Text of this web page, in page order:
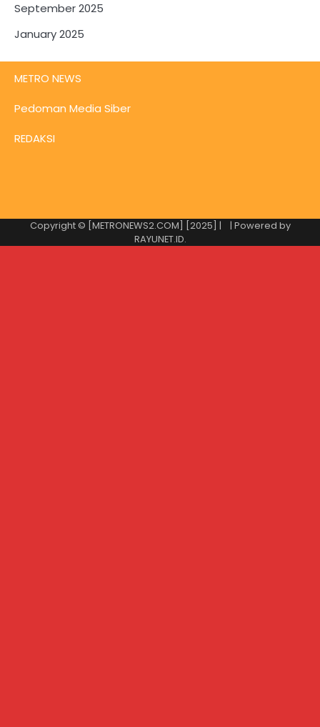
September 2025
January 2025
METRO NEWS
Pedoman Media Siber
REDAKSI
Copyright © [METRONEWS2.COM] [2025] |
| Powered by
RAYUNET.ID.